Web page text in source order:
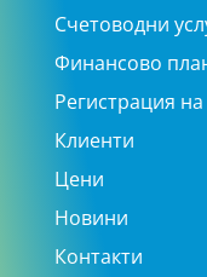
Счетоводни
Финансово
Регистрация
Клиенти
Цени
Новини
Контакти